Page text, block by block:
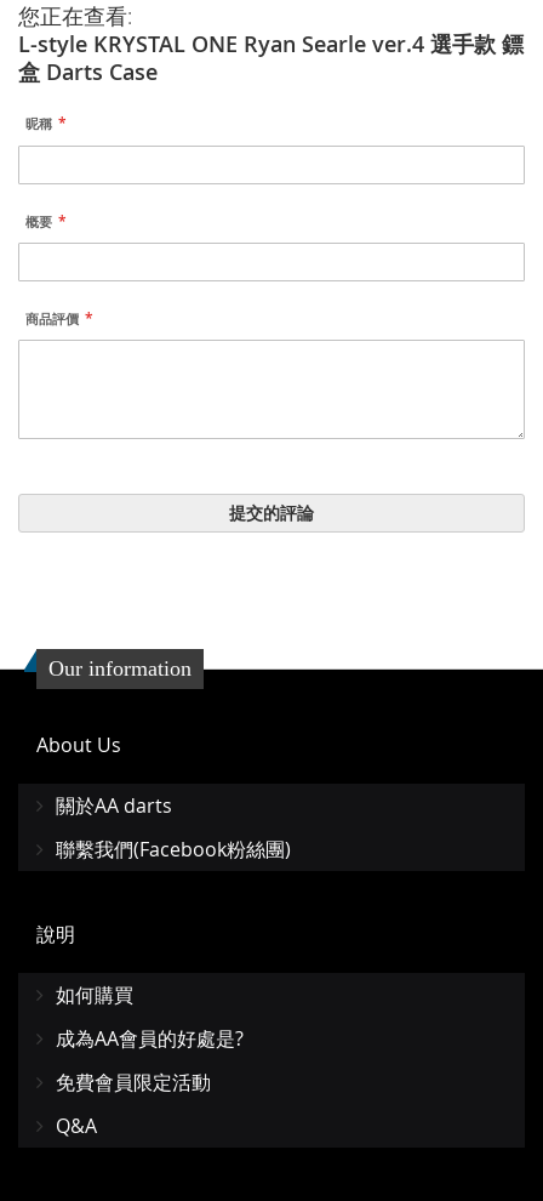
您正在查看:
L-style KRYSTAL ONE Ryan Searle ver.4 選手款 鏢
盒 Darts Case
昵稱
概要
商品評價
提交的評論
Our information
About Us
關於AA darts
聯繫我們(Facebook粉絲團)
說明
如何購買
成為AA會員的好處是?
免費會員限定活動
Q&A